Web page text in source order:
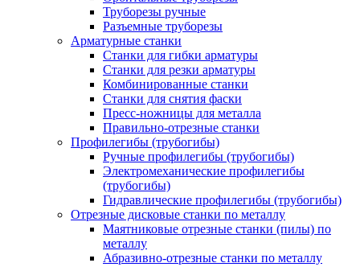
Труборезы ручные
Разъемные труборезы
Арматурные станки
Станки для гибки арматуры
Станки для резки арматуры
Комбинированные станки
Станки для снятия фаски
Пресс-ножницы для металла
Правильно-отрезные станки
Профилегибы (трубогибы)
Ручные профилегибы (трубогибы)
Электромеханические профилегибы
(трубогибы)
Гидравлические профилегибы (трубогибы)
Отрезные дисковые станки по металлу
Маятниковые отрезные станки (пилы) по
металлу
Абразивно-отрезные станки по металлу